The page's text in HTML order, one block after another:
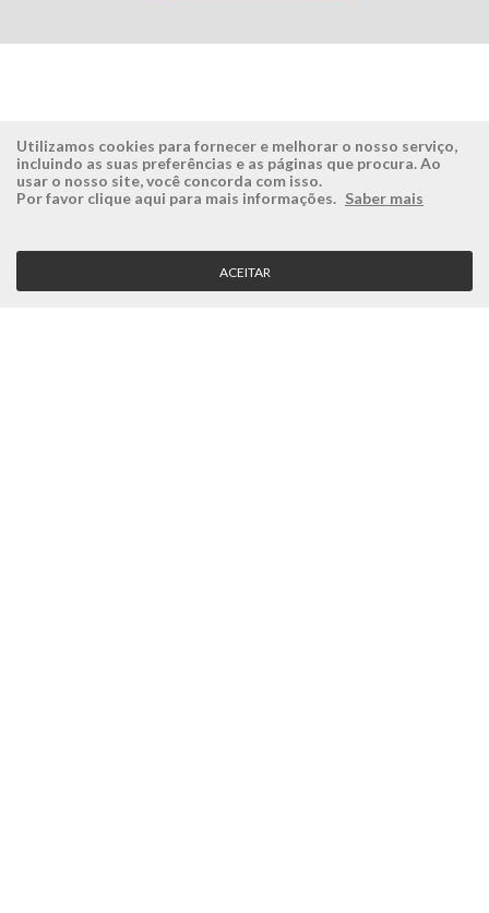
ÉSISTEMAS
Empresa
Visão, Missão e Valores
ÁREA RESERVADA
Login
Recuperar Password
Utilizamos cookies para fornecer e melhorar o nosso serviço,
incluindo as suas preferências e as páginas que procura. Ao
usar o nosso site, você concorda com isso.
Por favor clique aqui para mais informações. Saber mais
ACEITAR